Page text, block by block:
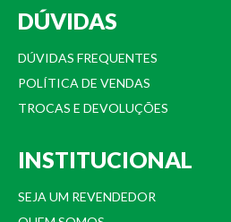
DÚVIDAS
DÚVIDAS FREQUENTES
POLÍTICA DE VENDAS
TROCAS E DEVOLUÇÕES
INSTITUCIONAL
SEJA UM REVENDEDOR